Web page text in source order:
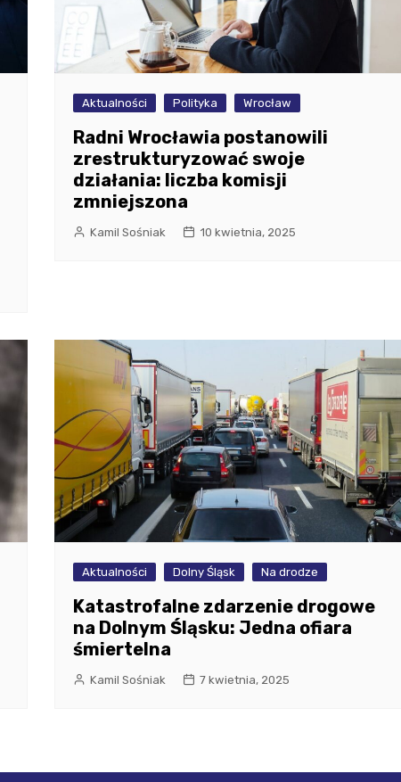
Aktualności Polityka Wrocław
Radni Wrocławia postanowili
zrestrukturyzować swoje
działania: liczba komisji
zmniejszona
Kamil Sośniak 10 kwietnia, 2025
Aktualności Dolny Śląsk Na drodze
Katastrofalne zdarzenie drogowe
na Dolnym Śląsku: Jedna ofiara
śmiertelna
Kamil Sośniak 7 kwietnia, 2025